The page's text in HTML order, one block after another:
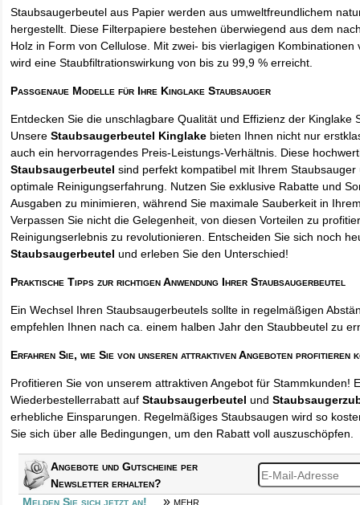
Staubsaugerbeutel aus Papier werden aus umweltfreundlichem
hergestellt. Diese Filterpapiere bestehen überwiegend aus dem
Holz in Form von Cellulose. Mit zwei- bis vierlagigen Kombinationen
wird eine Staubfiltrationswirkung von bis zu 99,9 % erreicht.
Passgenaue Modelle für Ihre Kinglake Staubsauger
Entdecken Sie die unschlagbare Qualität und Effizienz der Kinglake
UnsereStaubsaugerbeutel Kinglake bieten Ihnen nicht nur
auch ein hervorragendes Preis-Leistungs-Verhältnis. Diese
Staubsaugerbeutel sind perfekt kompatibel mit Ihrem
optimale Reinigungserfahrung. Nutzen Sie exklusive Rabatte und
Ausgaben zu minimieren, während Sie maximale Sauberkeit in
Verpassen Sie nicht die Gelegenheit, von diesen Vorteilen zu
Reinigungserlebnis zu revolutionieren. Entscheiden Sie sich noch
Staubsaugerbeutel und erleben Sie den Unterschied!
Praktische Tipps zur richtigen Anwendung Ihrer Staubsaugerbeutel
Ein Wechsel Ihren Staubsaugerbeutels sollte in regelmäßigen
empfehlen Ihnen nach ca. einem halben Jahr den Staubbeutel zu
Erfahren Sie, wie Sie von unseren attraktiven Angeboten profitieren
Profitieren Sie von unserem attraktiven Angebot für Stammkunden!
Wiederbestellerrabatt aufStaubsaugerbeutel und
erhebliche Einsparungen. Regelmäßiges Staubsaugen wird so
Sie sich über alle Bedingungen, um den Rabatt voll auszuschöpfen.
Angebote und Gutscheine per
Newsletter erhalten?
Melden Sie sich jetzt an!
» mehr